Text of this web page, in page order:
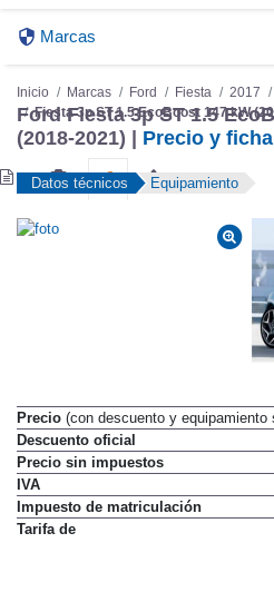
Ford Fiesta 3p ST 1.5
(2018-2021) |
Precio y
Precio(con descuento y equipamiento
Descuento oficial
Precio sin impuestos
IVA
Impuesto de matriculación